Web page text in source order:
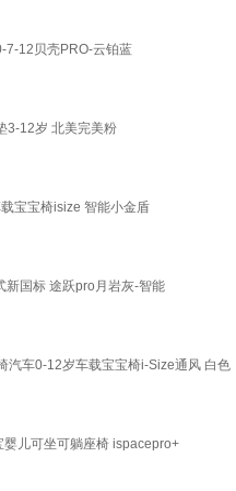
7-12贝壳PRO-云铂蓝
3-12岁 北美完美粉
宝宝椅isize 智能小金盾
新国标 途跃pro月岩灰-智能
汽车0-12岁车载宝宝椅i-Size通风 白色
儿可坐可躺座椅 ispacepro+